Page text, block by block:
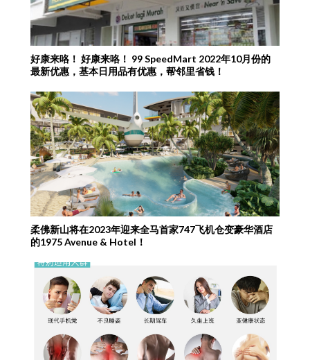
好康来咯！ 好康来咯！ 99 SpeedMart 2022年10月份的
最新优惠，基本日用品有优惠，帮邻里省钱！
柔佛新山将在2023年迎来全马首家747飞机仓变豪华酒店
的1975 Avenue & Hotel！